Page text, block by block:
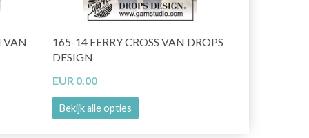
VAN
165-14 FERRY CROSS VAN DROPS
DESIGN
EUR 0.00
Bekijk alle opties